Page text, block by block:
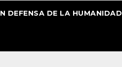
DEFENSA DE LA HUMANIDAD